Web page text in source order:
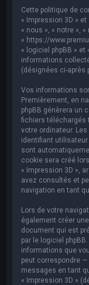
Cette politique de
« Impression 3D »
« nous », « notre »,
« https://
« logiciel phpBB »
informations
(désignées ci-après
Vos informations
Premièrement, en
phpBB génèrera un
fichiers téléchargés
votre ordinateur.
identifiant
sont
cookie sera créé
« Impression 3D »,
avez consultés et
navigation en tant
Lors de votre
également créer
document qui est
par le logiciel
informations que
peut correspondre
messages en tant
« Impression 3D »